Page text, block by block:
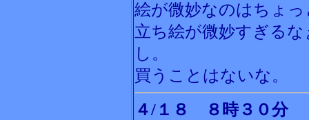
絵が微妙なのはちょっ
立ち絵が微妙すぎる
し。
買うことはないな。
４/１８ ８時３０分